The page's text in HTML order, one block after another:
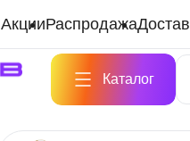
АкцииРаспродажа
Каталог